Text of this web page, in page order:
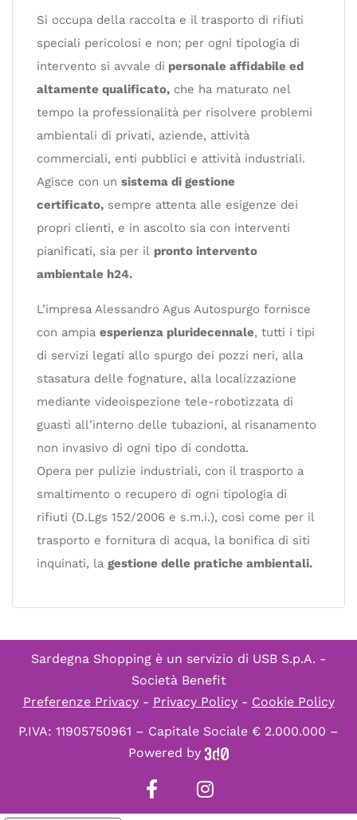
Si occupa della raccolta e il trasporto di rifiuti
speciali pericolosi e non; per ogni tipologia di
intervento si avvale di personale affidabile ed
altamente qualificato, che ha maturato nel
tempo la professionalità per risolvere problemi
ambientali di privati, aziende, attività
commerciali, enti pubblici e attività industriali.
Agisce con un sistema di gestione
certificato, sempre attenta alle esigenze dei
propri clienti, e in ascolto sia con interventi
pianificati, sia per il pronto intervento
ambientale h24.
L’impresa Alessandro Agus Autospurgo fornisce
con ampia esperienza pluridecennale, tutti i tipi
di servizi legati allo spurgo dei pozzi neri, alla
stasatura delle fognature, alla localizzazione
mediante videoispezione tele-robotizzata di
guasti all’interno delle tubazioni, al risanamento
non invasivo di ogni tipo di condotta.
Opera per pulizie industriali, con il trasporto a
smaltimento o recupero di ogni tipologia di
rifiuti (D.Lgs 152/2006 e s.m.i.), così come per il
trasporto e fornitura di acqua, la bonifica di siti
inquinati, la gestione delle pratiche ambientali.
Sardegna Shopping è un servizio di USB S.p.A. -
Società Benefit
Preferenze Privacy- Privacy Policy- Cookie Policy
P.IVA: 11905750961 – Capitale Sociale € 2.000.000 –
Powered by